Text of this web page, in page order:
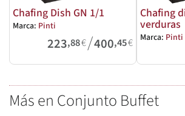
Chafing Dish GN 1/1
Marca: Pinti
223,88€/400,45€
Chafing
verduras
Marca: Pinti
Más en Conjunto Buffet